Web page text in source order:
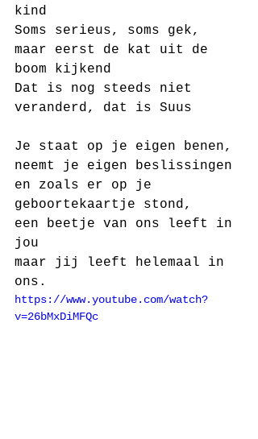
kind
Soms serieus, soms gek,
maar eerst de kat uit de
boom kijkend
Dat is nog steeds niet
veranderd, dat is Suus
Je staat op je eigen benen,
neemt je eigen beslissingen
en zoals er op je
geboortekaartje stond,
een beetje van ons leeft in
jou
maar jij leeft helemaal in
ons.
https://www.youtube.com/watch?
v=26bMxDiMFQc